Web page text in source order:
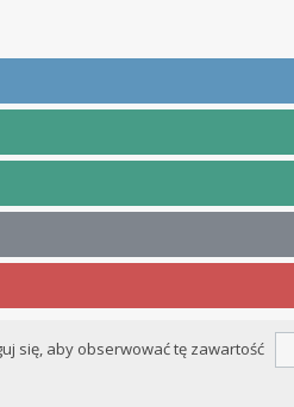
się, aby obserwować tę zawartość